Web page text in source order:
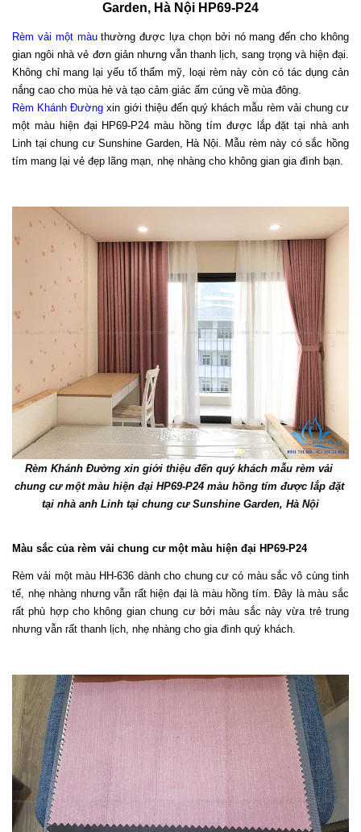
Garden, Hà Nội HP69-P24
Rèm vải một màu thường được lựa chọn bởi nó mang đến cho không
gian ngôi nhà vẻ đơn giản nhưng vẫn thanh lịch, sang trọng và hiện đại.
Không chỉ mang lại yếu tố thẩm mỹ, loại rèm này còn có tác dụng cản
nắng cao cho mùa hè và tạo cảm giác ấm cúng về mùa đông.
Rèm Khánh Đường xin giới thiệu đến quý khách mẫu rèm vải chung cư
một màu hiện đại HP69-P24 màu hồng tím được lắp đặt tại nhà anh
Linh tại chung cư Sunshine Garden, Hà Nội. Mẫu rèm này có sắc hồng
tím mang lại vẻ đẹp lãng mạn, nhẹ nhàng cho không gian gia đình bạn.
Rèm Khánh Đường xin giới thiệu đến quý khách mẫu rèm vải
chung cư một màu hiện đại HP69-P24 màu hồng tím được lắp đặt
tại nhà anh Linh tại chung cư Sunshine Garden, Hà Nội
Màu sắc của rèm vải chung cư một màu hiện đại HP69-P24
Rèm vải một màu HH-636 dành cho chung cư có màu sắc vô cùng tinh
tế, nhẹ nhàng nhưng vẫn rất hiện đại là màu hồng tím. Đây là màu sắc
rất phù hợp cho không gian chung cư bởi màu sắc này vừa trẻ trung
nhưng vẫn rất thanh lịch, nhẹ nhàng cho gia đình quý khách.